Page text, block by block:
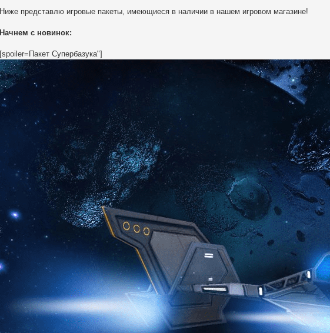
Ниже представлю игровые пакеты, имеющиеся в наличии в нашем игровом магазине!
Начнем с новинок:
[spoiler=Пакет Супербазука"]